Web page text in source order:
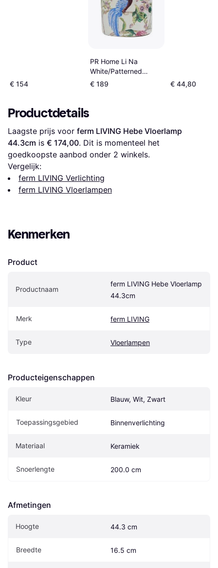
€ 154
PR Home Li Na
White/Patterned
Vloerlamp 46cm
€ 189 € 44,80
Productdetails
Laagste prijs voor ferm LIVING Hebe Vloerlamp
44.3cm is € 174,00. Dit is momenteel het
goedkoopste aanbod onder 2 winkels.
Vergelijk:
ferm LIVING Verlichting
ferm LIVING Vloerlampen
Kenmerken
Product
Productnaam
ferm LIVING Hebe Vloerlamp
44.3cm
Merk ferm LIVING
Type Vloerlampen
Producteigenschappen
Kleur Blauw, Wit, Zwart
Toepassingsgebied Binnenverlichting
Materiaal Keramiek
Snoerlengte 200.0 cm
Afmetingen
Hoogte 44.3 cm
Breedte 16.5 cm